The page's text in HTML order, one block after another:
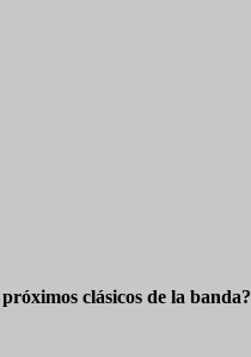
clásicos de la banda?